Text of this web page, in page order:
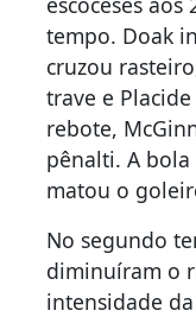
tempo. Doak
cruzou
trave e
rebote,
pênalti. A
matou o
No segundo
diminuíram o
intensidade